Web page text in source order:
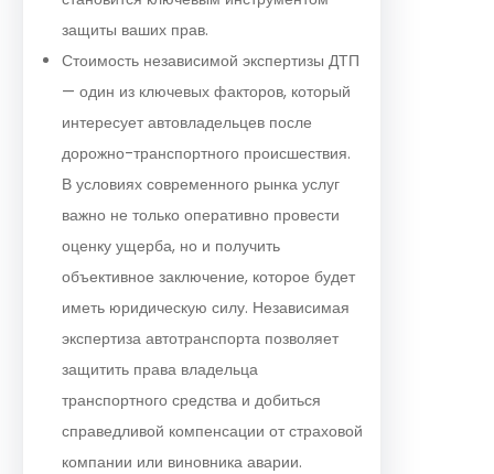
защиты ваших прав.
Стоимость независимой экспертизы ДТП
— один из ключевых факторов, который
интересует автовладельцев после
дорожно-транспортного происшествия.
В условиях современного рынка услуг
важно не только оперативно провести
оценку ущерба, но и получить
объективное заключение, которое будет
иметь юридическую силу. Независимая
экспертиза автотранспорта позволяет
защитить права владельца
транспортного средства и добиться
справедливой компенсации от страховой
компании или виновника аварии.